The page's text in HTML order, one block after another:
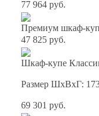
77 964 руб.
Премиум шкаф-
47 825 руб.
Шкаф-купе
Размер ШхВхГ:
69 301 руб.